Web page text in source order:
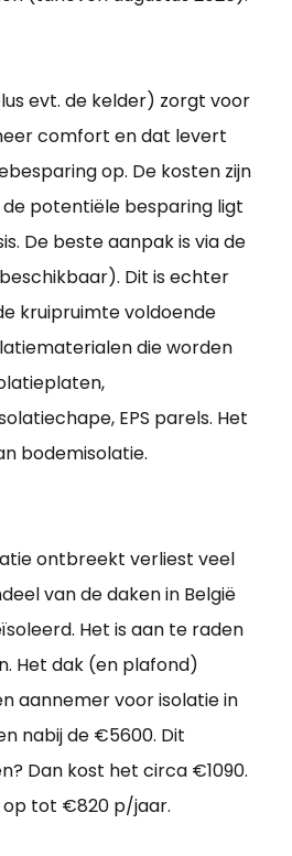
evt. de kelder) zorgt voor
comfort en dat levert
op. De kosten zijn
potentiële besparing ligt
De beste aanpak is via de
Dit is echter
kruipruimte voldoende
die worden
EPS parels. Het
bodemisolatie.
ontbreekt verliest veel
van de daken in België
Het is aan te raden
Het dak (en plafond)
aannemer voor isolatie in
nabij de €5600. Dit
Dan kost het circa €1090.
tot €820 p/jaar.